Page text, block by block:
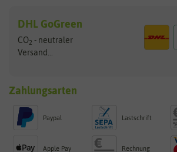
DHL GoGreen
CO2 - neutraler
Versand...
Zahlungsarten
Paypal Lastschrift
Apple Pay Rechnung